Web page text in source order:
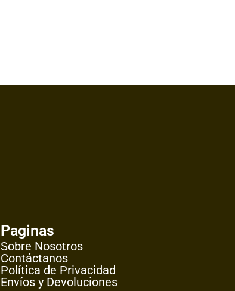
Paginas
Sobre Nosotros
Contáctanos
Política de Privacidad
Envíos y Devoluciones